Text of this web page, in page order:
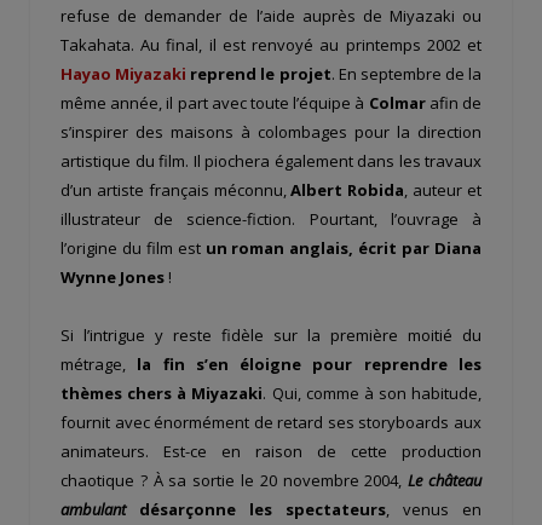
refuse de demander de l’aide auprès de Miyazaki ou
Takahata. Au final, il est renvoyé au printemps 2002 et
Hayao Miyazaki reprend le projet. En septembre de la
même année, il part avec toute l’équipe à Colmarafin de
s’inspirer des maisons à colombages pour la direction
artistique du film. Il piochera également dans les travaux
d’un artiste français méconnu,Albert Robida, auteur et
illustrateur de science-fiction. Pourtant, l’ouvrage à
l’origine du film est un roman anglais, écrit par Diana
Wynne Jones !
Si l’intrigue y reste fidèle sur la première moitié du
métrage, la fin s’en éloigne pour reprendre les
thèmes chers à Miyazaki. Qui, comme à son habitude,
fournit avec énormément de retard ses storyboards aux
animateurs. Est-ce en raison de cette production
chaotique ? À sa sortie le 20 novembre 2004,Le château
ambulantdésarçonne les spectateurs, venus en